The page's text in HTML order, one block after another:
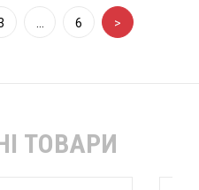
6 >
ТОВАРИ